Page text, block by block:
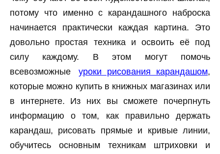
потому что именно с карандашного наброска
начинается практически каждая картина. Это
довольно простая техника и освоить её под
силу каждому. В этом могут помочь
всевозможные
уроки рисования карандашом,
которые можно купить в книжных магазинах или
в интернете. Из них вы сможете почерпнуть
информацию о том, как правильно держать
карандаш, рисовать прямые и кривые линии,
обучитесь основным техникам штриховки и